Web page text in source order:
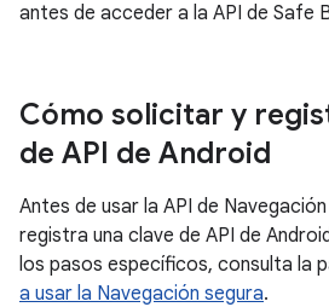
antes de acceder a la API de Safe
Cómo solicitar y
de API de Android
Antes de usar la API de
registra una clave de API de
los pasos específicos, consulta la
a usar la Navegación segura.